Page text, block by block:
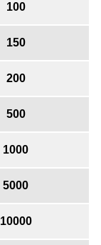
100
150
200
500
1000
5000
10000